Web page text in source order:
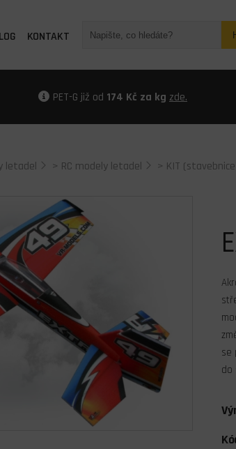
KONTAKT
PET-G již od 174 Kč za kg zde.
letadel > RC modely letadel > KIT
se
do